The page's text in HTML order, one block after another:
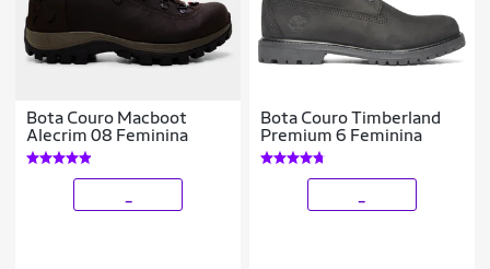
Bota Couro Macboot
Alecrim 08 Feminina
Bota Couro Timberland
Premium 6 Feminina